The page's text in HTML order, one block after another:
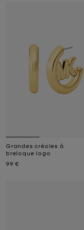
Grandes créoles à
breloque logo
Prix actuel
99 €